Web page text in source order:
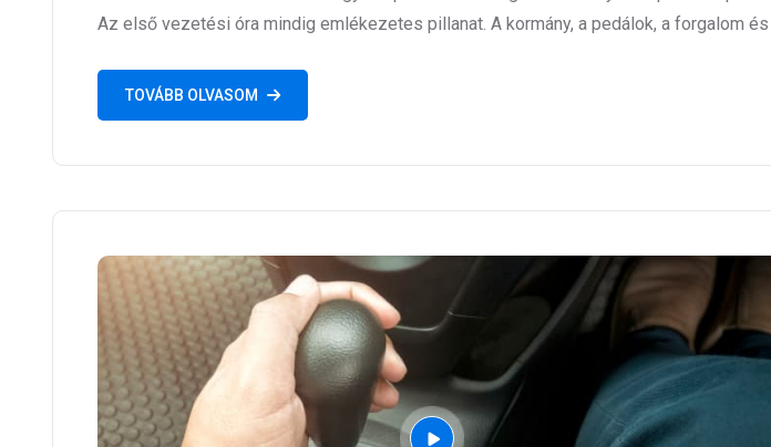
Az első vezetési óra mindig emlékezetes pillanat. A kormány, a pedálok, a forgalom és
TOVÁBB OLVASOM